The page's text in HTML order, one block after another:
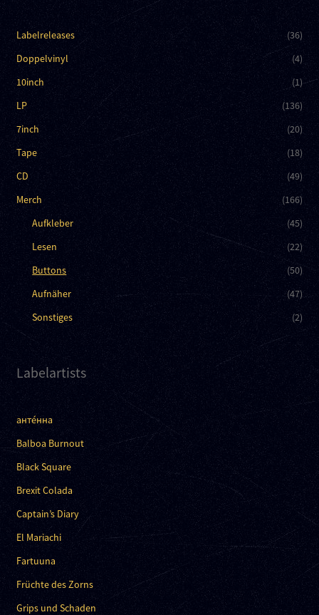
Labelreleases
(36)
Doppelvinyl
(4)
10inch
(1)
LP
(136)
7inch
(20)
Tape
(18)
CD
(49)
Merch
(166)
Aufkleber
(45)
Lesen
(22)
Buttons
(50)
Aufnäher
(47)
Sonstiges
(2)
Labelartists
анте́нна
Balboa Burnout
Black Square
Brexit Colada
Captain’s Diary
El Mariachi
Fartuuna
Früchte des Zorns
Grips und Schaden